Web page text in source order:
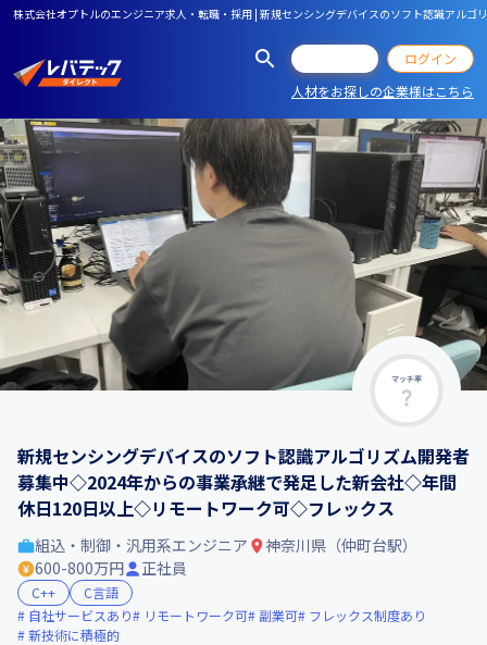
株式会社オプトルのエンジニア求人・転職・採用 | 新規センシングデバイスのソフト認識ア
ログイン
人材をお探しの企業様はこちら
マッチ率
新規センシングデバイスのソフト認識アルゴリズム開発者
募集中◇2024年からの事業承継で発足した新会社◇年間
休日120日以上◇リモートワーク可◇フレックス
組込・制御・汎用系エンジニア
神奈川県（仲町台駅）
600-800万円
正社員
C++
C言語
自社サービスあり
リモートワーク可 副業可
フレックス制度あり
新技術に積極的